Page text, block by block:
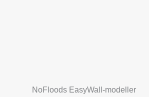
NoFloods EasyWall-modeller